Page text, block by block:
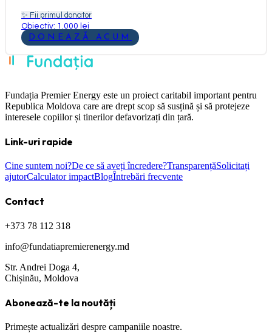
✨ Fii primul donator
Obiectiv: 1.000 lei
DONEAZĂ ACUM
Fundația Premier Energy este un proiect caritabil important pentru
Republica Moldova care are drept scop să susțină și să protejeze
interesele copiilor și tinerilor defavorizați din țară.
Link-uri rapide
Cine suntem noi?De ce să aveți încredere?TransparențăSolicitați
ajutorCalculator impactBlogÎntrebări frecvente
Contact
+373 78 112 318
info@fundatiapremierenergy.md
Str. Andrei Doga 4,
Chișinău, Moldova
Abonează-te la noutăți
Primește actualizări despre campaniile noastre.